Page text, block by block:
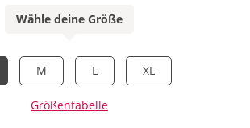
Wähle deine Größe
M L XL
Größentabelle